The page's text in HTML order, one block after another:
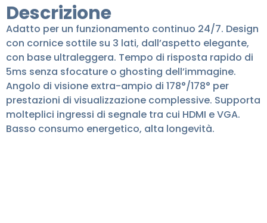
Descrizione
Adatto per un funzionamento continuo 24/7. Design
con cornice sottile su 3 lati, dall’aspetto elegante,
con base ultraleggera. Tempo di risposta rapido di
5ms senza sfocature o ghosting dell’immagine.
Angolo di visione extra-ampio di 178°/178° per
prestazioni di visualizzazione complessive. Supporta
molteplici ingressi di segnale tra cui HDMI e VGA.
Basso consumo energetico, alta longevità.